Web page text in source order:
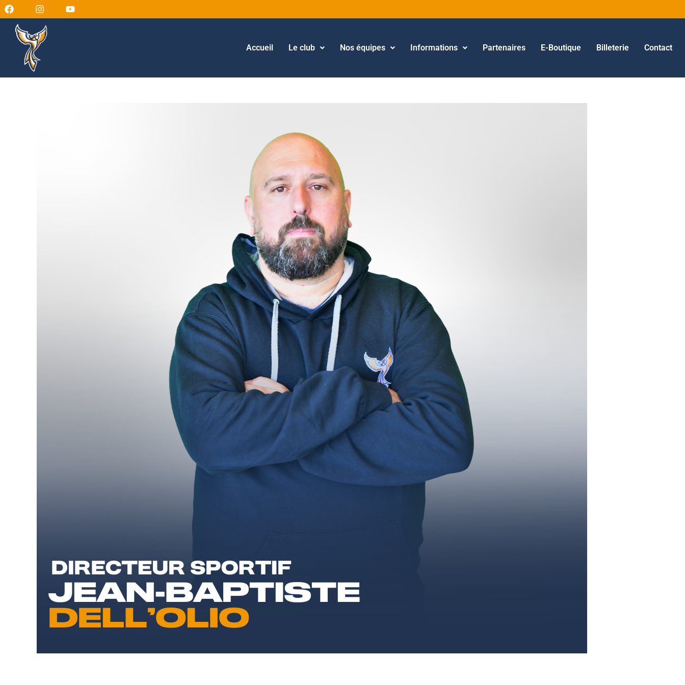
Accueil Le club Nos équipes Informations Partenaires E-Boutique Billeterie Contact